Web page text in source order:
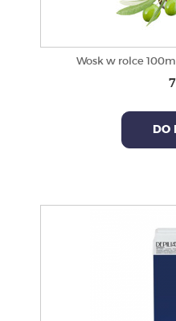
Wosk w rolce
DO